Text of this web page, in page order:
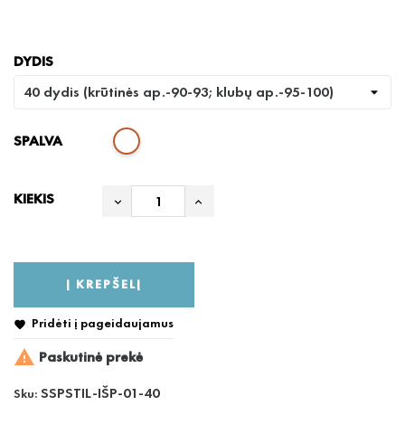
DYDIS
SPALVA
KIEKIS
Į KREPŠELĮ
 Pridėti į pageidaujamus
 Paskutinė prekė
Sku: SSPSTIL-IŠP-01-40